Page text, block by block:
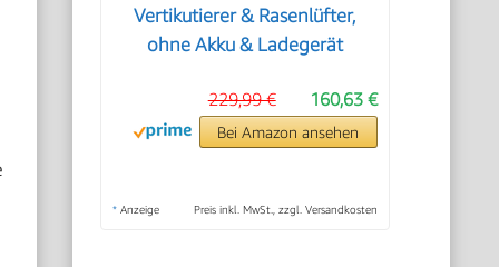
Vertikutierer & Rasenlüfter,
ohne Akku & Ladegerät
160,63 €
229,99 €
Bei Amazon ansehen
* Anzeige Preis inkl. MwSt., zzgl. Versandkosten